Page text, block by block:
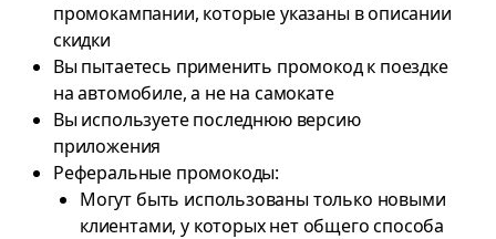
промокампании, которые указаны в описании
скидки
Вы пытаетесь применить промокод к поездке
на автомобиле, а не на самокате
Вы используете последнюю версию
приложения
Реферальные промокоды:
Могут быть использованы только новыми
клиентами, у которых нет общего способа